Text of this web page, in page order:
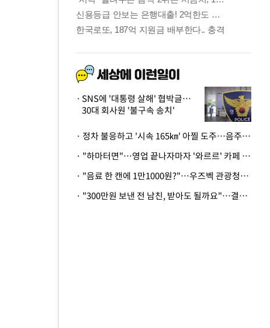
SNS에 '대통령 살해' 협박글…
30대 회사원 '불구속 송치'
· 정차 불응하고 '시속 165㎞' 아찔 도주…음주운전자 체포
· "하마터면"…영업 끝나자마자 '와르르' 카페 테라스 덮친 대리석 외벽
· "음료 한 캔에 1만1000원?"…우즈벡 관광청까지 나섰다, 유튜버 폭로 후폭풍
· "300만원 보낸 전 남친, 받아도 될까요"…결혼 앞둔 예비신부의 뜻밖 고충